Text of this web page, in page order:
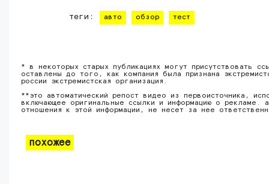
теги: авто обзор тест
* в некоторых старых публикациях могут присутствовать
оставлены до того, как компания была признана
россии экстремистская организация.
**это автоматический репост видео из первоисточника,
включающее оригинальные ссылки и информацию о рекламе.
отношения к этой информации, не несет за нее
похожее